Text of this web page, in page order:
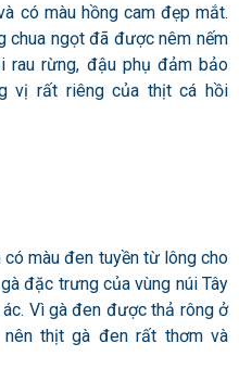
có màu hồng cam đẹp mắt.
chua ngọt đã được nêm nếm
rau rừng, đậu phụ đảm bảo
vị rất riêng của thịt cá hồi
màu đen tuyền từ lông cho
đặc trưng của vùng núi Tây
Vì gà đen được thả rông ở
thịt gà đen rất thơm và